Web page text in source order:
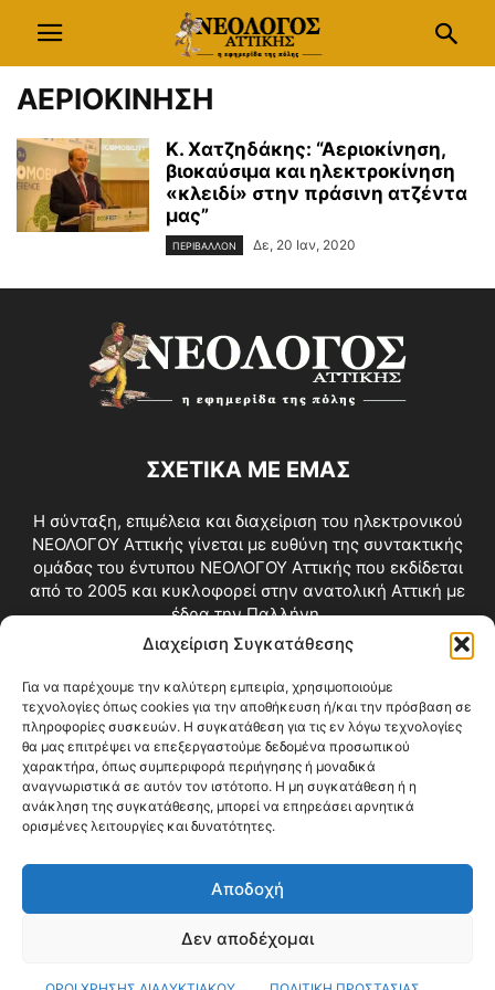
Διαχείριση Συγκατάθεσης
Για να παρέχουμε την καλύτερη εμπειρία, χρησιμοποιούμε
τεχνολογίες όπως cookies για την αποθήκευση ή/και την πρόσβαση σε
πληροφορίες συσκευών. Η συγκατάθεση για τις εν λόγω τεχνολογίες
θα μας επιτρέψει να επεξεργαστούμε δεδομένα προσωπικού
χαρακτήρα, όπως συμπεριφορά περιήγησης ή μοναδικά
αναγνωριστικά σε αυτόν τον ιστότοπο. Η μη συγκατάθεση ή η
ανάκληση της συγκατάθεσης, μπορεί να επηρεάσει αρνητικά
ορισμένες λειτουργίες και δυνατότητες.
Αποδοχή
Δεν αποδέχομαι
ΑΕΡΙΟΚΙΝΗΣΗ
Κ. Χατζηδάκης: “Αεριοκίνηση,
βιοκαύσιμα και ηλεκτροκίνηση
«κλειδί» στην πράσινη ατζέντα
μας”
ΠΕΡΙΒΑΛΛΟΝ Δε, 20 Ιαν, 2020
ΣΧΕΤΙΚΑ ΜΕ ΕΜΑΣ
Η σύνταξη, επιμέλεια και διαχείριση του ηλεκτρονικού
ΝΕΟΛΟΓΟΥ Αττικής γίνεται με ευθύνη της συντακτικής
ομάδας του έντυπου ΝΕΟΛΟΓΟΥ Αττικής που εκδίδεται
από το 2005 και κυκλοφορεί στην ανατολική Αττική με
έδρα την Παλλήνη.
Επικοινωνία:info@neologosattikis.gr
ΑΚΟΛΟΥΘΗΣΕ ΜΑΣ
Videos Όροι Χρήσης